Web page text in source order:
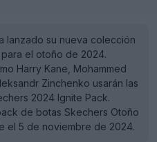
lanzado su nueva colección
el otoño de 2024.
Harry Kane, Mohammed
Zinchenko usarán las
2024 Ignite Pack.
de botas Skechers Otoño
el 5 de noviembre de 2024.